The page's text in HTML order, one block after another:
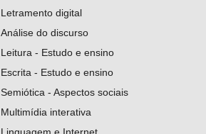
Letramento digital
Análise do discurso
Leitura - Estudo e ensino
Escrita - Estudo e ensino
Semiótica - Aspectos sociais
Multimídia interativa